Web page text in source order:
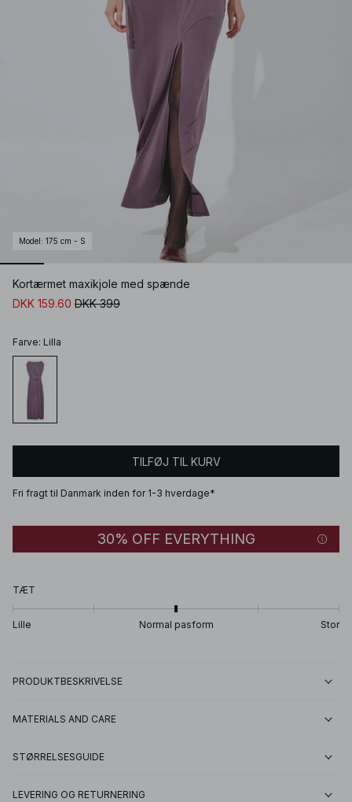
Model : 175 cm - S
Kortærmet maxikjole med spænde
DKK 159.60 DKK 399
Farve: Lilla
TILFØJ TIL KURV
Fri fragt til Danmark inden for 1-3 hverdage*
30% OFF EVERYTHING
TÆT
Lille Normal pasform Stor
PRODUKTBESKRIVELSE
MATERIALS AND CARE
STØRRELSESGUIDE
LEVERING OG RETURNERING